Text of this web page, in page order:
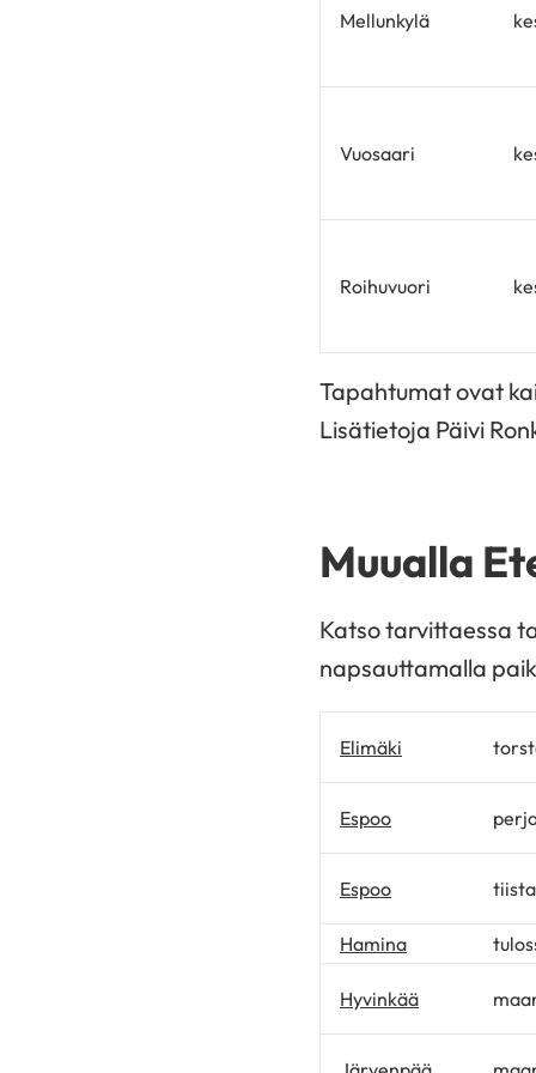
Mellunkylä
Vuosaari
Roihuvuori
Tapahtumat ovat
Lisätietoja Päivi
Muualla
Katso tarvittaessa
napsauttamalla
Elimäki
Espoo
Espoo
Hamina
Hyvinkää